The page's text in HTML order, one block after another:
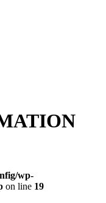
wp-
on line 19